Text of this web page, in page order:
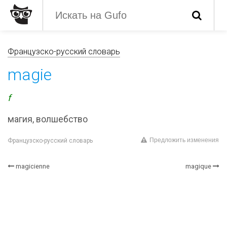
Французско-русский словарь
magie
f
магия, волшебство
Французско-русский словарь Предложить изменения
magicienne magique